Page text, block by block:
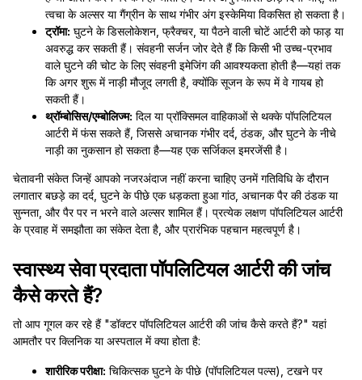
त्वचा के अल्सर या गैंग्रीन के साथ गंभीर अंग इस्केमिया विकसित हो सकता है।
ट्रॉमा: घुटने के डिसलोकेशन, फ्रैक्चर, या पैठने वाली चोटें आर्टरी को फाड़ या
अवरुद्ध कर सकती हैं। संवहनी सर्जन जोर देते हैं कि किसी भी उच्च-प्रभाव
वाले घुटने की चोट के लिए संवहनी इमेजिंग की आवश्यकता होती है—यहां तक
कि अगर शुरू में नाड़ी मौजूद लगती है, क्योंकि सूजन के रूप में वे गायब हो
सकती हैं।
थ्रॉम्बोसिस/एम्बोलिज्म: दिल या प्रॉक्सिमल वाहिकाओं से थक्के पॉपलिटियल
आर्टरी में फंस सकते हैं, जिससे अचानक गंभीर दर्द, ठंडक, और घुटने के नीचे
नाड़ी का नुकसान हो सकता है—यह एक सर्जिकल इमरजेंसी है।
चेतावनी संकेत जिन्हें आपको नजरअंदाज नहीं करना चाहिए उनमें गतिविधि के दौरान
लगातार बछड़े का दर्द, घुटने के पीछे एक धड़कता हुआ गांठ, अचानक पैर की ठंडक या
सुन्नता, और पैर पर न भरने वाले अल्सर शामिल हैं। प्रत्येक लक्षण पॉपलिटियल आर्टरी
के प्रवाह में समझौता का संकेत देता है, और प्रारंभिक पहचान महत्वपूर्ण है।
स्वास्थ्य सेवा प्रदाता पॉपलिटियल आर्टरी की जांच
कैसे करते हैं?
तो आप गूगल कर रहे हैं "डॉक्टर पॉपलिटियल आर्टरी की जांच कैसे करते हैं?" यहां
आमतौर पर क्लिनिक या अस्पताल में क्या होता है:
शारीरिक परीक्षा: चिकित्सक घुटने के पीछे (पॉपलिटियल पल्स), टखने पर